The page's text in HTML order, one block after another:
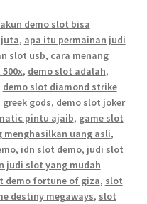
akun demo slot bisa
juta, apa itu permainan judi
slot usb, cara menang
, demo slot adalah,
demo slot diamond strike
gods, demo slot joker
pintu ajaib, game slot
menghasilkan uang asli,
, idn slot demo, judi slot
judi slot yang mudah
demo fortune of giza, slot
destiny megaways, slot